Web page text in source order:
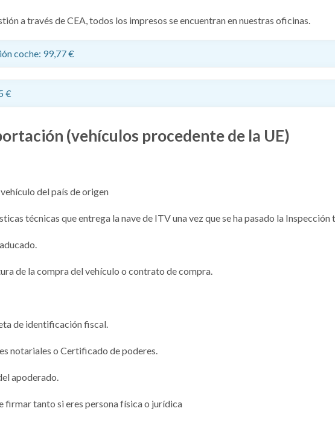
a través de CEA, todos los impresos se encuentran en nuestras oficinas.
coche: 99,77 €
€
(vehículos procedente de la UE)
del país de origen
técnicas que entrega la nave de ITV una vez que se ha pasado la
de la compra del vehículo o contrato de compra.
de identificación fiscal.
notariales o Certificado de poderes.
apoderado.
firmar tanto si eres persona física o jurídica